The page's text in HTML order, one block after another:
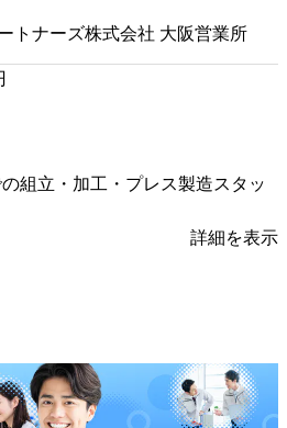
トナーズ株式会社 大阪営業所
組立・加工・プレス製造スタッ
詳細を表示